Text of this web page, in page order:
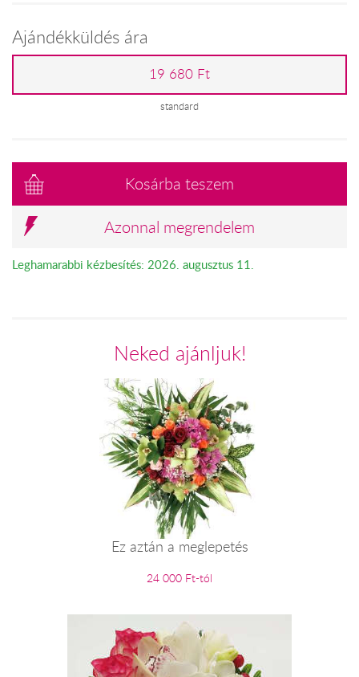
Ajándékküldés ára
19 680 Ft
standard
Kosárba teszem
Azonnal megrendelem
Leghamarabbi kézbesítés: 2026. augusztus 11.
Neked ajánljuk!
Ez aztán a meglepetés
24 000 Ft-tól